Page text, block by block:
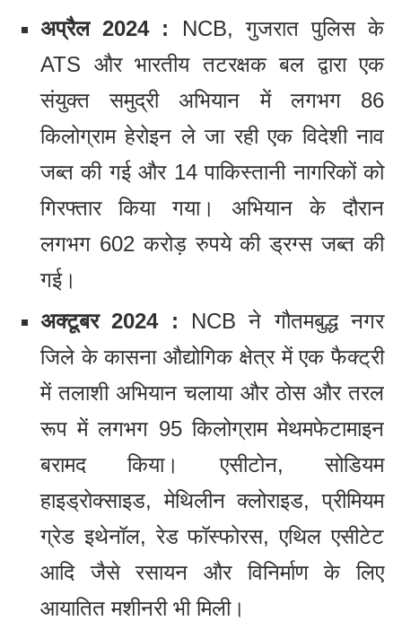
अप्रैल 2024 : NCB, गुजरात पुलिस के
ATS और भारतीय तटरक्षक बल द्वारा एक
संयुक्त समुद्री अभियान में लगभग 86
किलोग्राम हेरोइन ले जा रही एक विदेशी नाव
जब्त की गई और 14 पाकिस्तानी नागरिकों को
गिरफ्तार किया गया। अभियान के दौरान
लगभग 602 करोड़ रुपये की ड्रग्स जब्त की
गई।
अक्टूबर 2024 : NCB ने गौतमबुद्ध नगर
जिले के कासना औद्योगिक क्षेत्र में एक फैक्ट्री
में तलाशी अभियान चलाया और ठोस और तरल
रूप में लगभग 95 किलोग्राम मेथमफेटामाइन
बरामद किया। एसीटोन, सोडियम
हाइड्रोक्साइड, मेथिलीन क्लोराइड, प्रीमियम
ग्रेड इथेनॉल, रेड फॉस्फोरस, एथिल एसीटेट
आदि जैसे रसायन और विनिर्माण के लिए
आयातित मशीनरी भी मिली।